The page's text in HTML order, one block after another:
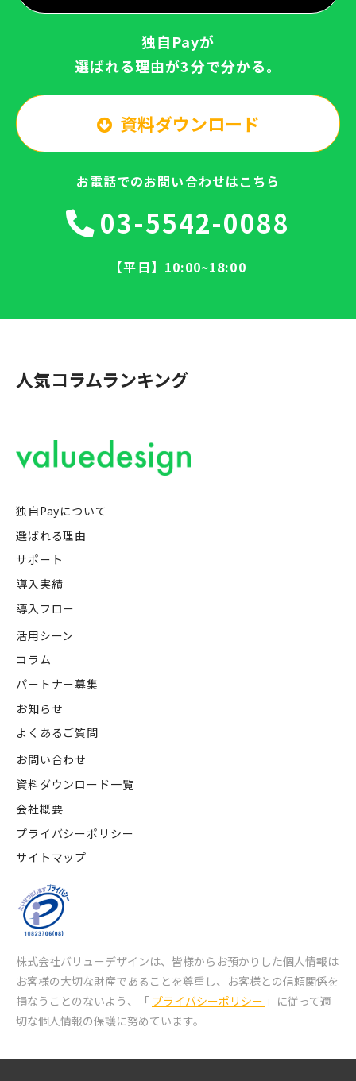
独自Payが
選ばれる理由が3分で分かる。
資料ダウンロード
お電話でのお問い合わせはこちら
03-5542-0088
【平日】10:00~18:00
人気コラムランキング
独自Payについて
選ばれる理由
サポート
導入実績
導入フロー
活用シーン
コラム
パートナー募集
お知らせ
よくあるご質問
お問い合わせ
資料ダウンロード一覧
会社概要
プライバシーポリシー
サイトマップ
株式会社バリューデザインは、皆様からお預かりした個人情報は
お客様の大切な財産であることを尊重し、 お客様との信頼関係を
損なうことのないよう、「 プライバシーポリシー 」に従って適
切な個人情報の保護に努めています。